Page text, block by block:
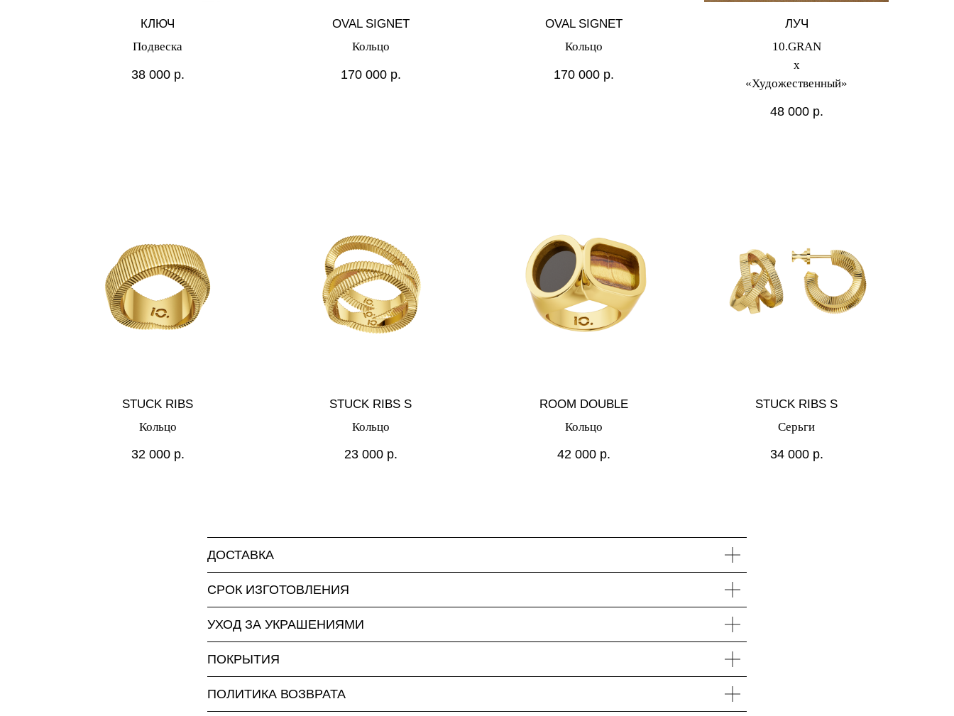
КЛЮЧ
Подвеска
38 000 р.
OVAL SIGNET
Кольцо
170 000 р.
OVAL SIGNET
Кольцо
170 000 р.
ЛУЧ
10.GRAN
х
«Художественный»
48 000 р.
STUCK RIBS
Кольцо
32 000 р.
STUCK RIBS S
Кольцо
23 000 р.
ROOM DOUBLE
Кольцо
42 000 р.
STUCK RIBS S
Серьги
34 000 р.
ДОСТАВКА
СРОК ИЗГОТОВЛЕНИЯ
УХОД ЗА УКРАШЕНИЯМИ
ПОКРЫТИЯ
ПОЛИТИКА ВОЗВРАТА